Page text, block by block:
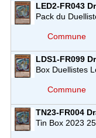
LED2-FR043
Pack du
Commune
LDS1-FR099
Box Duellistes
Commune
TN23-FR004
Rare
Tin Box 2023